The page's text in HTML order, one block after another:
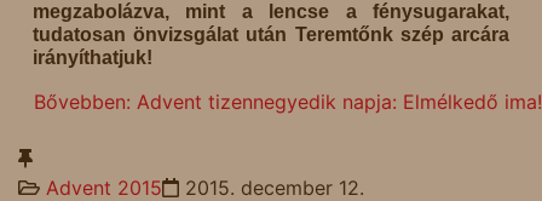
megzabolázva, mint a lencse a fénysugarakat,
tudatosan önvizsgálat után Teremtőnk szép arcára
irányíthatjuk!
Bővebben: Advent tizennegyedik napja: Elmélkedő ima!
Advent 2015
2015. december 12.